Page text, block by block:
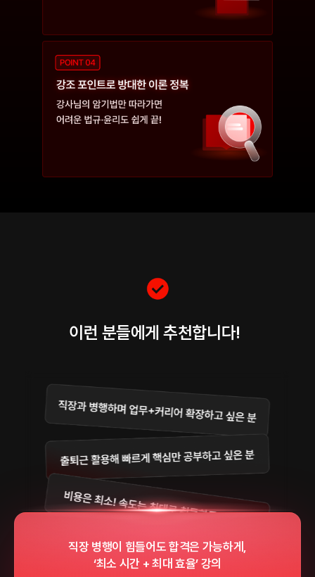
이런 분들에게 추천합니다!
직장 병행이 힘들어도 합격은 가능하게,
‘최소 시간 + 최대 효율’ 강의